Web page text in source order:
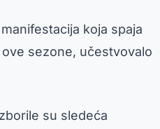
koja spaja
sezone, učestvovalo
su sledeća